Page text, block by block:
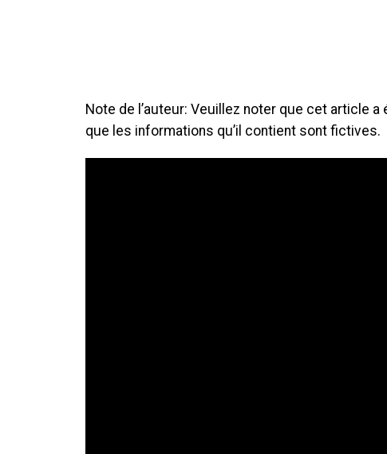
Note de l’auteur: Veuillez noter que cet article
que les informations qu’il contient sont fictives.